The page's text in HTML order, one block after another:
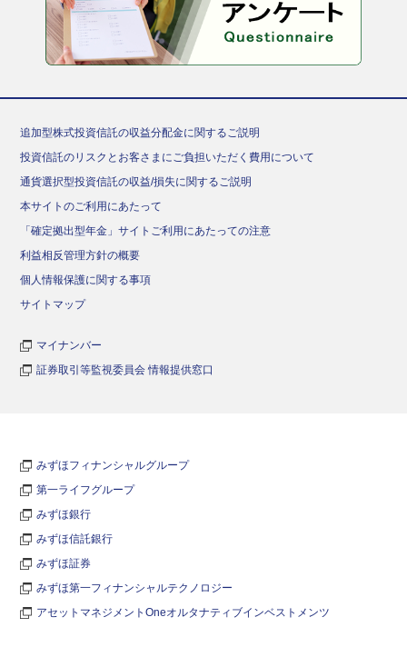
追加型株式投資信託の収益分配金に関するご説明
投資信託のリスクとお客さまにご負担いただく費用について
通貨選択型投資信託の収益/損失に関するご説明
本サイトのご利用にあたって
「確定拠出型年金」サイトご利用にあたっての注意
利益相反管理方針の概要
個人情報保護に関する事項
サイトマップ
マイナンバー
証券取引等監視委員会 情報提供窓口
みずほフィナンシャルグループ
第一ライフグループ
みずほ銀行
みずほ信託銀行
みずほ証券
みずほ第一フィナンシャルテクノロジー
アセットマネジメントOneオルタナティブインベストメンツ